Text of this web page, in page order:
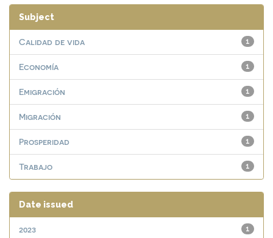
Subject
1
Calidad de vida
1
Economía
1
Emigración
1
Migración
1
Prosperidad
1
Trabajo
Date issued
1
2023